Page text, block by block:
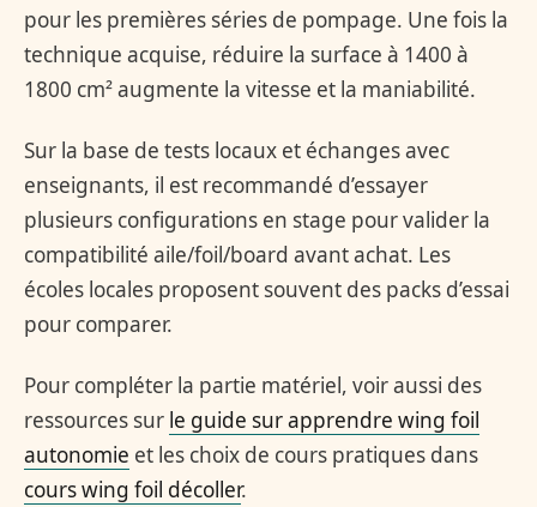
pour les premières séries de pompage. Une fois la
technique acquise, réduire la surface à 1400 à
1800 cm² augmente la vitesse et la maniabilité.
Sur la base de tests locaux et échanges avec
enseignants, il est recommandé d’essayer
plusieurs configurations en stage pour valider la
compatibilité aile/foil/board avant achat. Les
écoles locales proposent souvent des packs d’essai
pour comparer.
Pour compléter la partie matériel, voir aussi des
ressources sur le guide sur apprendre wing foil
autonomie et les choix de cours pratiques dans
cours wing foil décoller.